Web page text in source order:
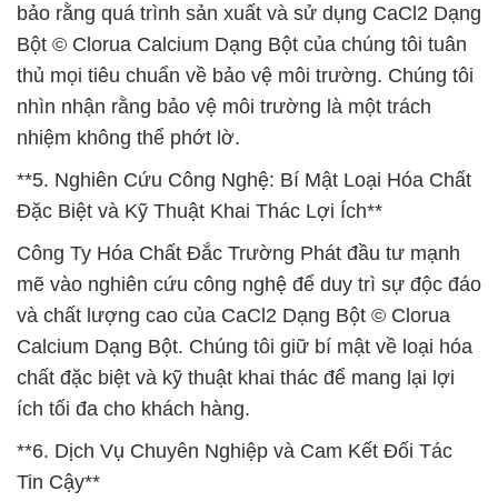
bảo rằng quá trình sản xuất và sử dụng CaCl2 Dạng
Bột © Clorua Calcium Dạng Bột của chúng tôi tuân
thủ mọi tiêu chuẩn về bảo vệ môi trường. Chúng tôi
nhìn nhận rằng bảo vệ môi trường là một trách
nhiệm không thể phớt lờ.
**5. Nghiên Cứu Công Nghệ: Bí Mật Loại Hóa Chất
Đặc Biệt và Kỹ Thuật Khai Thác Lợi Ích**
Công Ty Hóa Chất Đắc Trường Phát đầu tư mạnh
mẽ vào nghiên cứu công nghệ để duy trì sự độc đáo
và chất lượng cao của CaCl2 Dạng Bột © Clorua
Calcium Dạng Bột. Chúng tôi giữ bí mật về loại hóa
chất đặc biệt và kỹ thuật khai thác để mang lại lợi
ích tối đa cho khách hàng.
**6. Dịch Vụ Chuyên Nghiệp và Cam Kết Đối Tác
Tin Cậy**